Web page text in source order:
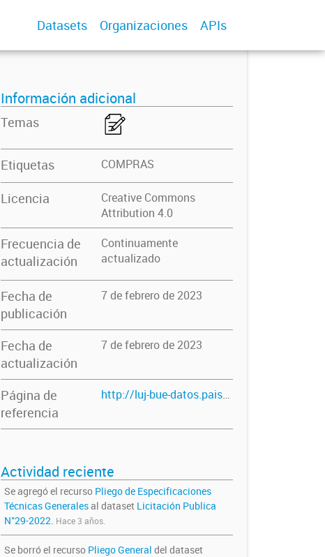
Datasets Organizaciones APIs
Información adicional
Temas
Etiquetas COMPRAS
Licencia
Creative Commons
Attribution 4.0
Frecuencia de
actualización
Continuamente
actualizado
Fecha de
publicación
7 de febrero de 2023
Fecha de
actualización
7 de febrero de 2023
Página de
referencia
http://luj-bue-datos.paisdigital.innovacion.gob.ar/dataset/licitacion-publica-n-29-2022
Actividad reciente
Se agregó el recurso Pliego de Especificaciones
Técnicas Generalesal dataset Licitación Publica
N°29-2022. Hace 3 años.
Se borró el recurso Pliego General del dataset